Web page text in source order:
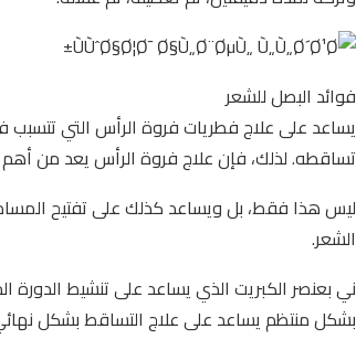
فوائد البصل للشعر
يساعد على علاج فطريات فروة الرأس التي
تساقطه. لذلك، فإن علاج فروة الرأس يعد من أهم
ليس هذا فقط، بل ويساعد كذلك على تفتيح
الشعر.
ني بعنصر الكبريت الذي يساعد على تنشيط الدورة
بشكل منتظم يساعد على علاج التساقط بشكل